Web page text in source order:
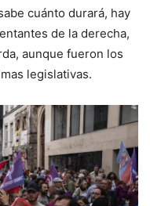
cuánto durará, hay
de la derecha,
aunque fueron los
legislativas.